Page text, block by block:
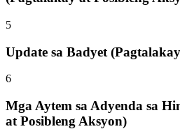
5
Update sa Badyet
6
Mga Aytem sa Adyenda sa
at Posibleng Aksyon)